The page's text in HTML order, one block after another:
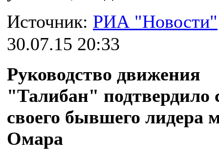
Источник: РИА "Новости"
30.07.15 20:33
Руководство движения
"Талибан" подтвердило
своего бывшего лидера
Омара